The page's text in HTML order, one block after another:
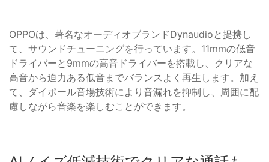
OPPOは、著名なオーディオブランドDynaudioと提携し
て、サウンドチューニングを行っています。11mmの低音
ドライバーと9mmの高音ドライバーを搭載し、クリアな
高音から迫力ある低音までバランスよく再生します。加え
て、ダイポール音場技術により音漏れを抑制し、周囲に配
慮しながら音楽を楽しむことができます。